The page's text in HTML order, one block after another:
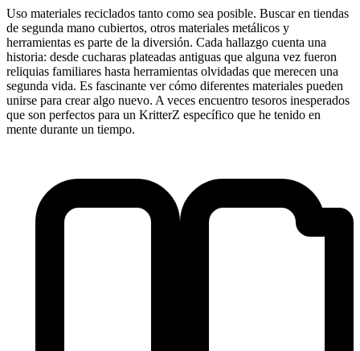
Uso materiales reciclados tanto como sea posible. Buscar en tiendas
de segunda mano cubiertos, otros materiales metálicos y
herramientas es parte de la diversión. Cada hallazgo cuenta una
historia: desde cucharas plateadas antiguas que alguna vez fueron
reliquias familiares hasta herramientas olvidadas que merecen una
segunda vida. Es fascinante ver cómo diferentes materiales pueden
unirse para crear algo nuevo. A veces encuentro tesoros inesperados
que son perfectos para un KritterZ específico que he tenido en
mente durante un tiempo.